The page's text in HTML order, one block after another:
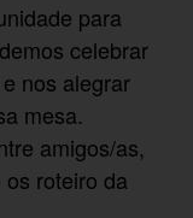
para
celebrar
nos alegrar
mesa.
amigos/as,
roteiro da